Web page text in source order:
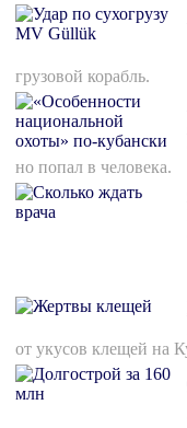
грузовой корабль.
но попал в человека.
от укусов клещей на